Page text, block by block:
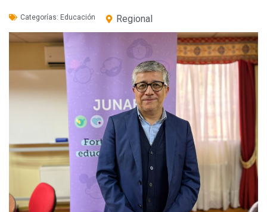
Categorías: Educación Regional